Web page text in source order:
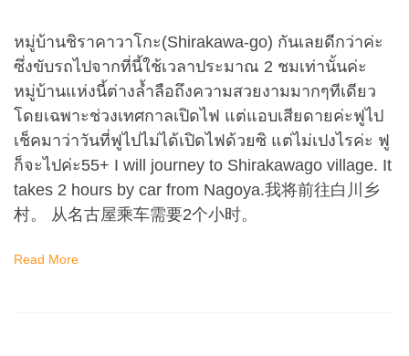
หมู่บ้านชิราคาวาโกะ(Shirakawa-go) กันเลยดีกว่าค่ะ
ซึ่งขับรถไปจากที่นี้ใช้เวลาประมาณ 2 ชมเท่านั้นค่ะ
หมู่บ้านแห่งนี้ต่างล้ำลือถึงความสวยงามมากๆทีเดียว
โดยเฉพาะช่วงเทศกาลเปิดไฟ แต่แอบเสียดายค่ะฟูไป
เช็คมาว่าวันที่ฟูไปไม่ได้เปิดไฟด้วยซิ แต่ไม่เปงไรค่ะ ฟู
ก็จะไปค่ะ55+ I will journey to Shirakawago village. It
takes 2 hours by car from Nagoya.我将前往白川乡
村。 从名古屋乘车需要2个小时。
Read More